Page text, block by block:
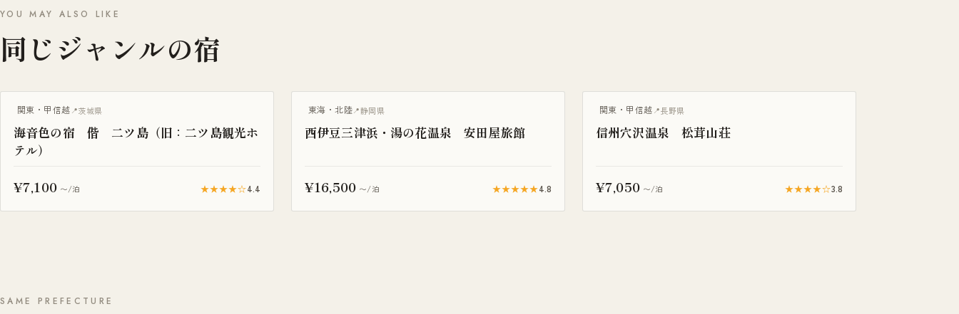
YOU MAY ALSO LIKE
同じジャンルの宿
関東・甲信越 茨城県
海音色の宿 偕 二ツ島（旧：二ツ島観光ホ
テル）
¥7,100 〜/泊 ★★★★☆4.4
温泉旅館
東海・北陸 静岡県
西伊豆三津浜・湯の花温泉 安田屋旅館
¥16,500 〜/泊 ★★★★★4.8
一棟貸し
関東・甲信越 長野県
信州穴沢温泉 松茸山荘
¥7,050 〜/泊 ★★★★☆3.8
SAME PREFECTURE